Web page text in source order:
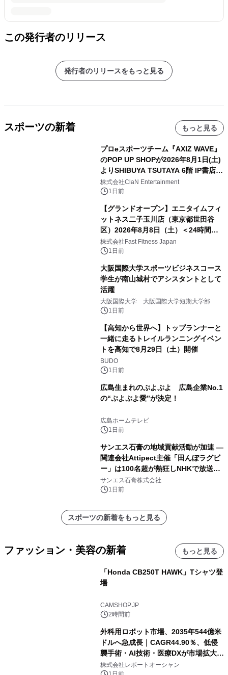
この発行者のリリース
発行者のリリースをもっと見る
スポーツの新着 もっと見る
プロeスポーツチーム『AXIZ WAVE』
のPOP UP SHOPが2026年8月1日(土)
よりSHIBUYA TSUTAYA 6階 IP書店で
開催決定！！
株式会社ClaN Entertainment
1日前
【グランドオープン】エニタイムフィ
ットネス二子玉川店（東京都世田谷
区）2026年8月8日（土）＜24時間年
中無休のフィットネスジム＞
株式会社Fast Fitness Japan
1日前
大阪国際大学スポーツビジネスコース
学生が南山城村でアシスタントとして
活躍
大阪国際大学 大阪国際大学短期大学部
1日前
【高知から世界へ】トップランナーと
一緒に走るトレイルランニングイベン
トを高知で8月29日（土）開催
BUDO
1日前
広島生まれのぷよぷよ 広島企業No.1
の“ぷよぷよ愛”が決定！
広島ホームテレビ
1日前
サンエス石膏の地域貢献活動が加速 ―
関連会社Attipect主催「田んぼラグビ
ー」は100名超が熱狂しNHKで放送さ
れました。
サンエス石膏株式会社
1日前
スポーツの新着をもっと見る
ファッション・美容の新着 もっと見る
「Honda CB250T HAWK」Tシャツ登
場
CAMSHOP.JP
2時間前
外科用ロボット市場、2035年544億米
ドルへ急成長｜CAGR44.90％、低侵
襲手術・AI技術・医療DXが市場拡大を
牽引
株式会社レポートオーシャン